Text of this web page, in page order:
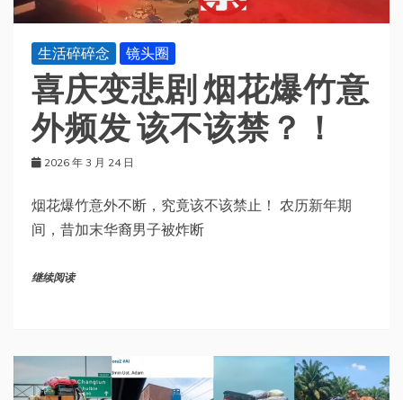
生活碎碎念 镜头圈
喜庆变悲剧 烟花爆竹意
外频发 该不该禁？！
2026 年 3 月 24 日
烟花爆竹意外不断，究竟该不该禁止！ 农历新年期
间，昔加末华裔男子被炸断
继续阅读